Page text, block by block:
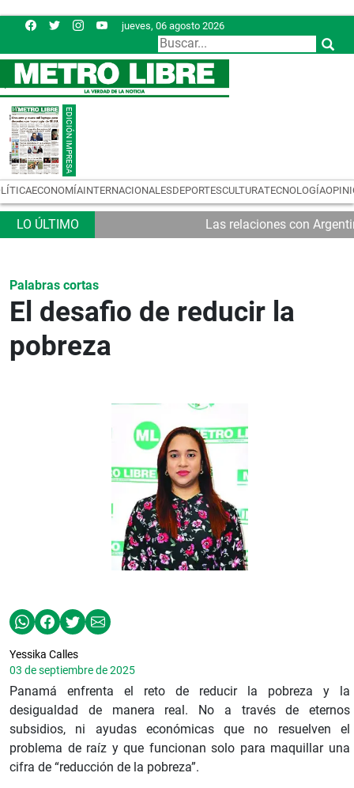
jueves, 06 agosto 2026
ECONOMÍAINTERNACIONALESDEPORTESCULTURATECNOLOGÍA
Las relaciones con
Palabras cortas
El desafio de reducir la
pobreza
Yessika Calles
03 de septiembre de 2025
Panamá enfrenta el reto de reducir la pobreza y la
desigualdad de manera real. No a través de eternos
subsidios, ni ayudas económicas que no resuelven el
problema de raíz y que funcionan solo para maquillar una
cifra de “reducción de la pobreza”.